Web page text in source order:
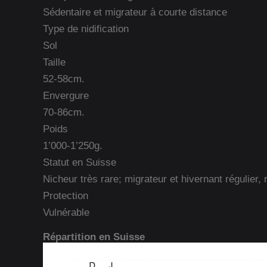
Sédentaire et migrateur à courte distance
Type de nidification
Sol
Taille
52-58cm.
Envergure
70-86cm.
Poids
1’000-1’250g.
Statut en Suisse
Nicheur très rare; migrateur et hivernant régulier,
Protection
Vulnérable
Répartition en Suisse